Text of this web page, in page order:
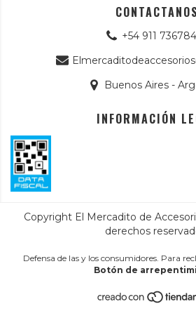
CONTACTANOS
+54 911
Buenos Aires -
INFORMACIÓN
Copyright El Mercadito de
derechos
Defensa de las y los consumidores. Para
Botón de